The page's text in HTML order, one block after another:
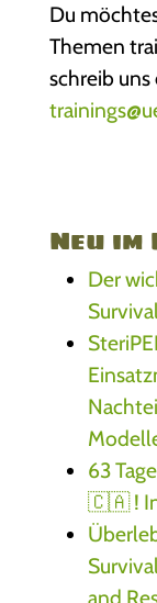
Du
Themen
schreib uns
Neu im
Der
63
🇨🇦 !